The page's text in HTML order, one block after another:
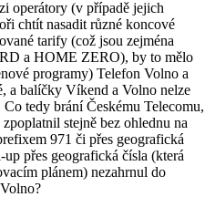
operátory (v případě jejich
chtít nasadit různé koncové
tarify (což jsou zejména
a HOME ZERO), by to mělo
programy) Telefon Volno a
a balíčky Víkend a Volno nelze
tedy brání Českému Telecomu,
stejně bez ohlednu na
971 či přes geografická
přes geografická čísla (která
plánem) nezahrnul do